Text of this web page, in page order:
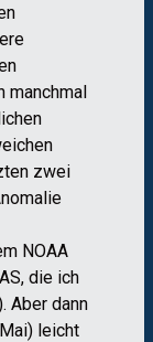
manchmal
zwei
NOAA
die ich
Aber dann
leicht